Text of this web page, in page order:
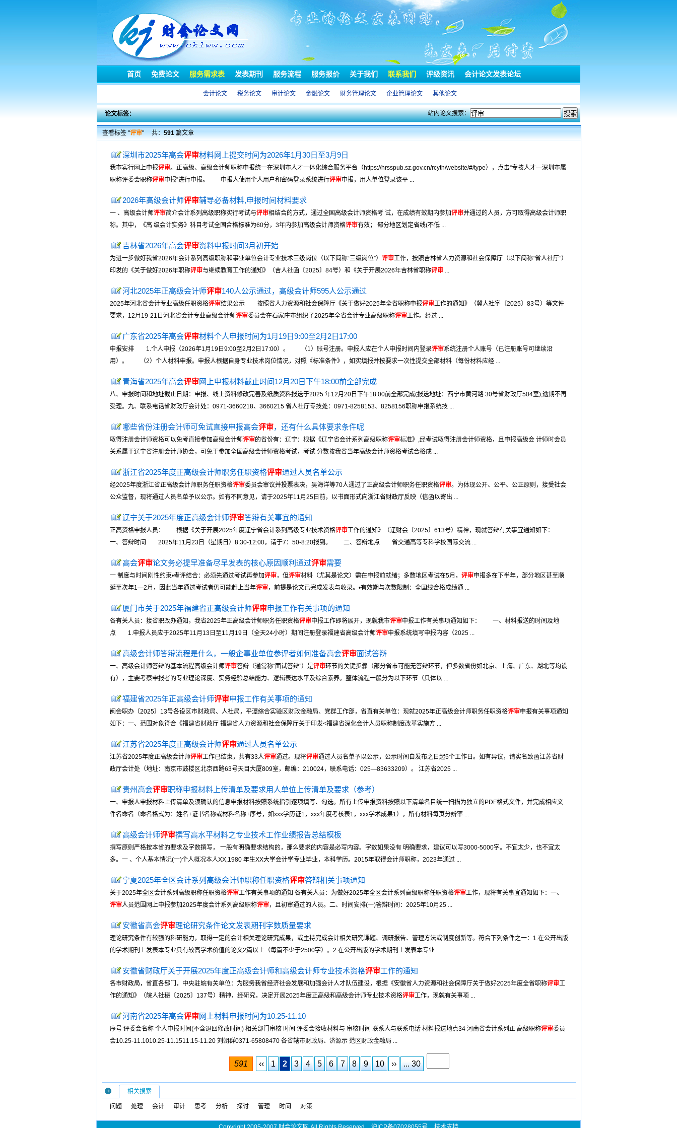
首页 免费论文 服务需求表 发表期刊 服务流程 服务报价 关于我们 联系我们 评级资讯 会计论文发表论坛
会计论文 税务论文 审计论文 金融论文 财务管理论文 企业管理论文 其他论文
论文标签： 站内论文搜索：
查看标签 "评审" 共：591篇文章
深圳市2025年高会评审材料网上提交时间为2026年1月30日至3月9日
我市实行网上申报评审。正高级、高级会计师职称申报统一在深圳市人才一体化综合服务平台（https://hrsspub.sz.gov.cn/rcyth/website/#/type），点击“专技人才—深圳市属
职称评委会职称评审申报”进行申报。 申报人使用个人用户和密码登录系统进行评审申报，用人单位登录该平 ...
2026年高级会计师评审辅导必备材料,申报时间材料要求
一 、高级会计师评审简介会计系列高级职称实行考试与评审相结合的方式，通过全国高级会计师资格考 试，在成绩有效期内参加评审并通过的人员，方可取得高级会计师职
称。其中，《高 级会计实务》科目考试全国合格标准为60分，3年内参加高级会计师资格评审有效； 部分地区划定省线(不低 ...
吉林省2026年高会评审资料申报时间3月初开始
为进一步做好我省2026年会计系列高级职称和事业单位会计专业技术三级岗位（以下简称“三级岗位”） 评审工作，按照吉林省人力资源和社会保障厅（以下简称“省人社厅”）
印发的《关于做好2026年职称评审与继续教育工作的通知》（吉人社函〔2025〕84号）和《关于开展2026年吉林省职称评审 ...
河北2025年正高级会计师评审140人公示通过，高级会计师595人公示通过
2025年河北省会计专业高级任职资格评审结果公示 按照省人力资源和社会保障厅《关于做好2025年全省职称申报评审工作的通知》（冀人社字〔2025〕83号）等文件
要求，12月19-21日河北省会计专业高级会计师评审委员会在石家庄市组织了2025年全省会计专业高级职称评审工作。经过 ...
广东省2025年高会评审材料个人申报时间为1月19日9:00至2月2日17:00
申报安排 1.个人申报（2026年1月19日9:00至2月2日17:00）。 （1）账号注册。申报人应在个人申报时间内登录评审系统注册个人账号（已注册账号可继续沿
用）。 （2）个人材料申报。申报人根据自身专业技术岗位情况，对照《标准条件》，如实填报并按要求一次性提交全部材料（每份材料应经 ...
青海省2025年高会评审网上申报材料截止时间12月20日下午18:00前全部完成
八、申报时间和地址截止日期：申报、线上资料修改完善及纸质资料报送于2025 年12月20日下午18:00前全部完成(报送地址：西宁市黄河路 30号省财政厅504室),逾期不再
受理。九、联系电话省财政厅会计处：0971-3660218、3660215 省人社厅专技处：0971-8258153、8258156职称申报系统技 ...
哪些省份注册会计师可免试直接申报高会评审，还有什么具体要求条件呢
取得注册会计师资格可以免考直接参加高级会计师评审的省份有：辽宁：根据《辽宁省会计系列高级职称评审标准》,经考试取得注册会计师资格，且申报高级会 计师时会员
关系属于辽宁省注册会计师协会，可免于参加全国高级会计师资格考试，考试 分数按我省当年高级会计师资格考试合格成 ...
浙江省2025年度正高级会计师职务任职资格评审通过人员名单公示
经2025年度浙江省正高级会计师职务任职资格评审委员会审议并投票表决，吴海洋等70人通过了正高级会计师职务任职资格评审。为体现公开、公平、公正原则，接受社会
公众监督，现将通过人员名单予以公示。如有不同意见，请于2025年11月25日前，以书面形式向浙江省财政厅反映（信函以寄出 ...
辽宁关于2025年度正高级会计师评审答辩有关事宜的通知
正高资格申报人员： 根据《关于开展2025年度辽宁省会计系列高级专业技术资格评审工作的通知》（辽财会〔2025〕613号）精神，现就答辩有关事宜通知如下：
一、答辩时间 2025年11月23日（星期日）8:30-12:00，请于7：50-8:20报到。 二、答辩地点 省交通高等专科学校国际交流 ...
高会评审论文务必提早准备尽早发表的核心原因顺利通过评审需要
一 制度与时间刚性约束•考评结合：必须先通过考试再参加评审，但评审材料（尤其是论文）需在申报前就绪；多数地区考试在5月， 评审申报多在下半年，部分地区甚至顺
延至次年1—2月，因此当年通过考试者仍可能赶上当年评审，前提是论文已完成发表与收录。•有效期与次数限制：全国线合格成绩通 ...
厦门市关于2025年福建省正高级会计师评审申报工作有关事项的通知
各有关人员：接省职改办通知，我省2025年正高级会计师职务任职资格评审申报工作即将展开，现就我市评审申报工作有关事项通知如下： 一、材料报送的时间及地
点 1.申报人员应于2025年11月13日至11月19日（全天24小时）期间注册登录福建省高级会计师评审申报系统填写申报内容（2025 ...
高级会计师答辩流程是什么，一般企事业单位参评者如何准备高会评审面试答辩
一、高级会计师答辩的基本流程高级会计师评审答辩（通常称“面试答辩”）是评审环节的关键步骤（部分省市可能无答辩环节，但多数省份如北京、上海、广东、湖北等均设
有），主要考察申报者的专业理论深度、实务经验总结能力、逻辑表达水平及综合素养。整体流程一般分为以下环节（具体以 ...
福建省2025年正高级会计师评审申报工作有关事项的通知
闽会职办〔2025〕13号各设区市财政局、人社局，平潭综合实验区财政金融局、党群工作部，省直有关单位：现就2025年正高级会计师职务任职资格评审申报有关事项通知
如下：一、范围对象符合《福建省财政厅 福建省人力资源和社会保障厅关于印发<福建省深化会计人员职称制度改革实施方 ...
江苏省2025年度正高级会计师评审通过人员名单公示
江苏省2025年度正高级会计师评审工作已结束，共有33人评审通过。现将评审通过人员名单予以公示，公示时间自发布之日起5个工作日。如有异议，请实名致函江苏省财
政厅会计处（地址：南京市鼓楼区北京西路63号天目大厦809室，邮编：210024，联系电话：025—83633209）。 江苏省2025 ...
贵州高会评审职称申报材料上传清单及要求用人单位上传清单及要求（参考）
一、申报人申报材料上传清单及须确认的信息申报材料按照系统指引逐项填写、勾选。所有上传申报资料按照以下清单名目统一扫描为独立的PDF格式文件，并完成相应文
件名命名（命名格式为：姓名+证书名称或材料名称+序号，如xxx学历证1，xxx年度考核表1，xxx学术成果1），所有材料每页分辨率 ...
高级会计师评审撰写高水平材料之专业技术工作业绩报告总结模板
撰写原则严格按本省的要求及字数撰写， 一般有明确要求结构的，那么要求的内容是必写内容。字数如果没有 明确要求，建议可以写3000-5000字。不宜太少，也不宜太
多。一 、个人基本情况(一)个人概况本人XX,1980 年生XX大学会计学专业毕业，本科学历。2015年取得会计师职称，2023年通过 ...
宁夏2025年全区会计系列高级会计师职称任职资格评审答辩相关事项通知
关于2025年全区会计系列高级职称任职资格评审工作有关事项的通知 各有关人员：为做好2025年全区会计系列高级职称任职资格评审工作，现将有关事宜通知如下：一、
评审人员范围网上申报参加2025年度会计系列高级职称评审，且初审通过的人员。二、时间安排(一)答辩时间：2025年10月25 ...
安徽省高会评审理论研究条件论文发表期刊字数质量要求
理论研究条件有较强的科研能力，取得一定的会计相关理论研究成果，或主持完成会计相关研究课题、调研报告、管理方法或制度创新等。符合下列条件之一：1.在公开出版
的学术期刊上发表本专业具有较高学术价值的论文2篇以上（每篇不少于2500字）。2.在公开出版的学术期刊上发表本专业 ...
安徽省财政厅关于开展2025年度正高级会计师和高级会计师专业技术资格评审工作的通知
各市财政局，省直各部门，中央驻皖有关单位：为服务我省经济社会发展和加强会计人才队伍建设，根据《安徽省人力资源和社会保障厅关于做好2025年度全省职称评审工
作的通知》（皖人社秘〔2025〕137号）精神，经研究，决定开展2025年度正高级和高级会计师专业技术资格评审工作，现就有关事项 ...
河南省2025年高会评审网上材料申报时间为10.25-11.10
序号 评委会名称 个人申报时间(不含退回修改时间) 相关部门审核 时间 评委会接收材料与 审核时间 联系人与联系电话 材料报送地点34 河南省会计系列正 高级职称评审委员
会10.25-11.1010.25-11.1511.15-11.20 刘朝群0371-65808470 各省辖市财政局、济源示 范区财政金融局 ...
591 ‹‹ 1 2 3 4 5 6 7 8 9 10 ›› ... 30
相关搜索
问题 处理 会计 审计 思考 分析 探讨 管理 时间 对策